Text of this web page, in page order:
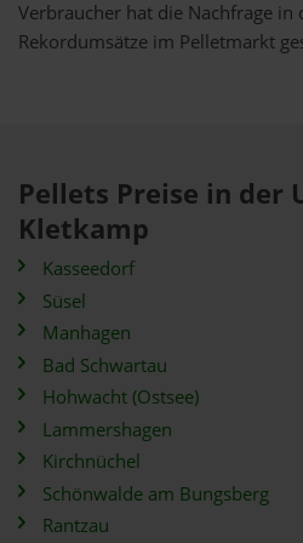
Verbraucher hat die Nachfrage
Rekordumsätze im Pelletmarkt
Pellets Preise in der
Kletkamp
Kasseedorf
Süsel
Manhagen
Bad Schwartau
Hohwacht (Ostsee)
Lammershagen
Kirchnüchel
Schönwalde am Bungsberg
Rantzau